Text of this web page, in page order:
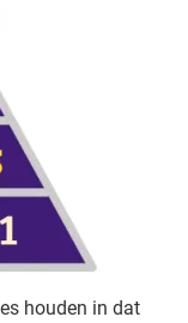
houden in dat